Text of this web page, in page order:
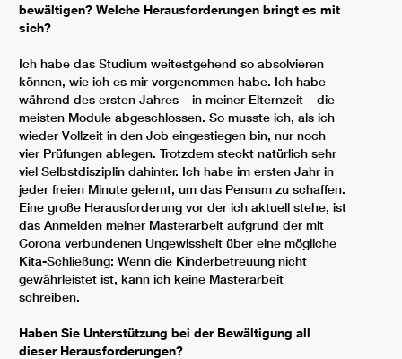
bewältigen? Welche Herausforderungen bringt es mit
sich?
Ich habe das Studium weitestgehend so absolvieren
können, wie ich es mir vorgenommen habe. Ich habe
während des ersten Jahres – in meiner Elternzeit – die
meisten Module abgeschlossen. So musste ich, als ich
wieder Vollzeit in den Job eingestiegen bin, nur noch
vier Prüfungen ablegen. Trotzdem steckt natürlich sehr
viel Selbstdisziplin dahinter. Ich habe im ersten Jahr in
jeder freien Minute gelernt, um das Pensum zu schaffen.
Eine große Herausforderung vor der ich aktuell stehe, ist
das Anmelden meiner Masterarbeit aufgrund der mit
Corona verbundenen Ungewissheit über eine mögliche
Kita-Schließung: Wenn die Kinderbetreuung nicht
gewährleistet ist, kann ich keine Masterarbeit
schreiben.
Haben Sie Unterstützung bei der Bewältigung all
dieser Herausforderungen?